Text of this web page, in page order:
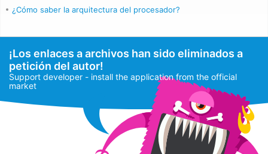
¿Cómo saber la arquitectura del procesador?
¡Los enlaces a archivos han sido eliminados a
petición del autor!
Support developer - install the application from the official
market